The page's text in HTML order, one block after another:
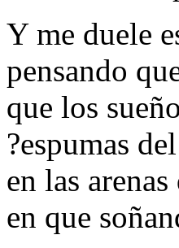
Y me duele
pensando
que los
?espumas
en las
en que